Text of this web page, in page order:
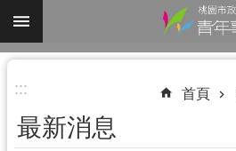
跳到主要內容區塊
進
搜
尋
::: 首頁
最新消息